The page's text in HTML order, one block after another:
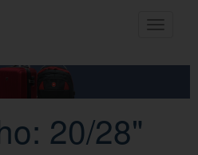
Toggle
20/28"